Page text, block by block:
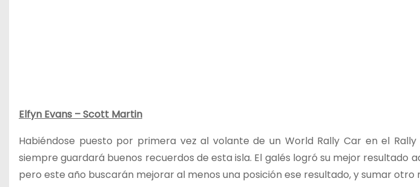
Elfyn Evans – Scott Martin
Habiéndose puesto por primera vez al volante de un World Rally Car en el Rally
siempre guardará buenos recuerdos de esta isla. El galés logró su mejor resultado
pero este año buscarán mejorar al menos una posición ese resultado, y sumar otro